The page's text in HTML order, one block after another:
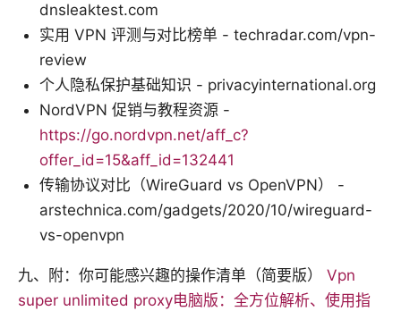
dnsleaktest.com
实用 VPN 评测与对比榜单 - techradar.com/vpn-
review
个人隐私保护基础知识 - privacyinternational.org
NordVPN 促销与教程资源 -
https://go.nordvpn.net/aff_c?
offer_id=15&aff_id=132441
传输协议对比（WireGuard vs OpenVPN） -
arstechnica.com/gadgets/2020/10/wireguard-
vs-openvpn
九、附：你可能感兴趣的操作清单（简要版） Vpn
super unlimited proxy电脑版：全方位解析、使用指